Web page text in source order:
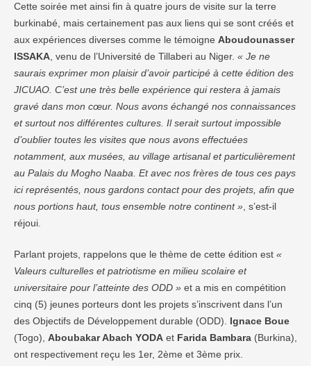
Cette soirée met ainsi fin à quatre jours de visite sur la terre
burkinabé, mais certainement pas aux liens qui se sont créés et
aux expériences diverses comme le témoigne Aboudounasser
ISSAKA , venu de l’Université de Tillaberi au Niger. « Je ne
saurais exprimer mon plaisir d’avoir participé à cette édition des
JICUAO. C’est une très belle expérience qui restera à jamais
gravé dans mon cœur. Nous avons échangé nos connaissances
et surtout nos différentes cultures. Il serait surtout impossible
d’oublier toutes les visites que nous avons effectuées
notamment, aux musées, au village artisanal et particulièrement
au Palais du Mogho Naaba. Et avec nos frères de tous ces pays
ici représentés, nous gardons contact pour des projets, afin que
nous portions haut, tous ensemble notre continent » , s’est-il
réjoui.
Parlant projets, rappelons que le thème de cette édition est «
Valeurs culturelles et patriotisme en milieu scolaire et
universitaire pour l’atteinte des ODD » et a mis en compétition
cinq (5) jeunes porteurs dont les projets s’inscrivent dans l’un
des Objectifs de Développement durable (ODD). Ignace Boue
(Togo), Aboubakar Abach YODA et Farida Bambara (Burkina),
ont respectivement reçu les 1er, 2ème et 3ème prix.